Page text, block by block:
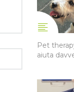
Pet
aiuta